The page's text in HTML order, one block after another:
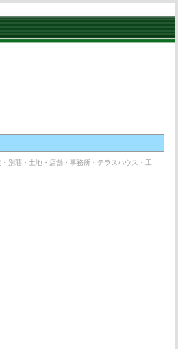
別荘・土地・店舗・事務所・テラスハウス・工